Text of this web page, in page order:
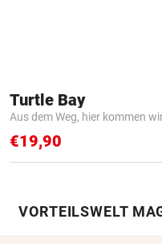
Turtle Bay
Aus dem Weg, hier kommen
€19,90
VORTEILSWELT